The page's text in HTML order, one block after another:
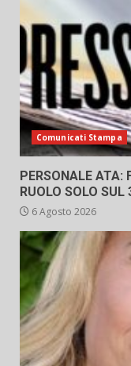
Comunicati Stampa
PERSONALE ATA:
RUOLO SOLO SUL
6 Agosto 2026